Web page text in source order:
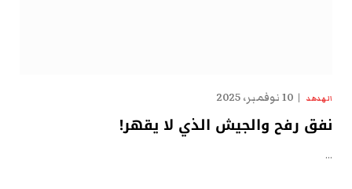
الهدهد 10 نوفمبر، 2025
نفق رفح والجيش الذي لا يقهر!
…